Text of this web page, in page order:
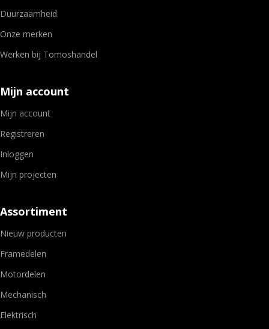
Duurzaamheid
Onze merken
Werken bij Tomoshandel
Mijn account
Mijn account
Registreren
Inloggen
Mijn projecten
Assortiment
Nieuw producten
Framedelen
Motordelen
Mechanisch
Elektrisch